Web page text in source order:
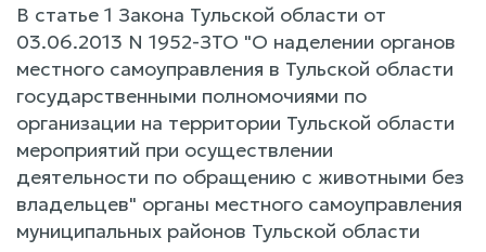
В статье 1 Закона Тульской области от
03.06.2013 N 1952-ЗТО "О наделении органов
местного самоуправления в Тульской области
государственными полномочиями по
организации на территории Тульской области
мероприятий при осуществлении
деятельности по обращению с животными без
владельцев" органы местного самоуправления
муниципальных районов Тульской области